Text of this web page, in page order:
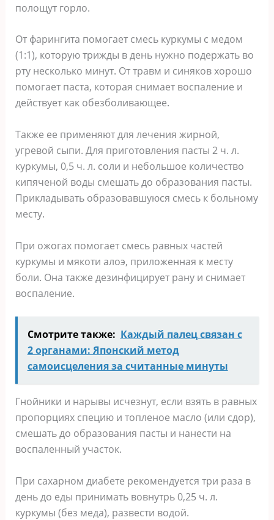
полощут горло.
От фарингита помогает смесь куркумы с медом
(1:1), которую трижды в день нужно подержать во
рту несколько минут. От травм и синяков хорошо
помогает паста, которая снимает воспаление и
действует как обезболивающее.
Также ее применяют для лечения жирной,
угревой сыпи. Для приготовления пасты 2 ч. л.
куркумы, 0,5 ч. л. соли и небольшое количество
кипяченой воды смешать до образования пасты.
Прикладывать образовавшуюся смесь к больному
месту.
При ожогах помогает смесь равных частей
куркумы и мякоти алоэ, приложенная к месту
боли. Она также дезинфицирует рану и снимает
воспаление.
Смотрите также: Каждый палец связан с
2 органами: Японский метод
самоисцеления за считанные минуты
Гнойники и нарывы исчезнут, если взять в равных
пропорциях специю и топленое масло (или сдор),
смешать до образования пасты и нанести на
воспаленный участок.
При сахарном диабете рекомендуется три раза в
день до еды принимать вовнутрь 0,25 ч. л.
куркумы (без меда), развести водой.